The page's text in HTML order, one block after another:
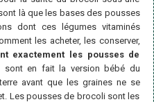
là que les bases des pousses
dont ces légumes vitaminés
les acheter, les conserver,
exactement les pousses de
sont en fait la version bébé du
avant que les graines ne se
Les pousses de brocoli sont les